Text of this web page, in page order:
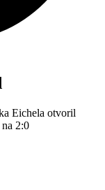
Eichela otvoril
2:0